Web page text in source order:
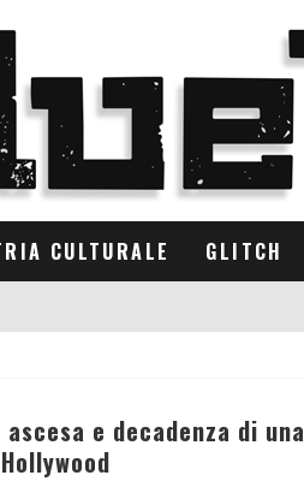
CULTURALE GLITCH
ascesa e decadenza di una